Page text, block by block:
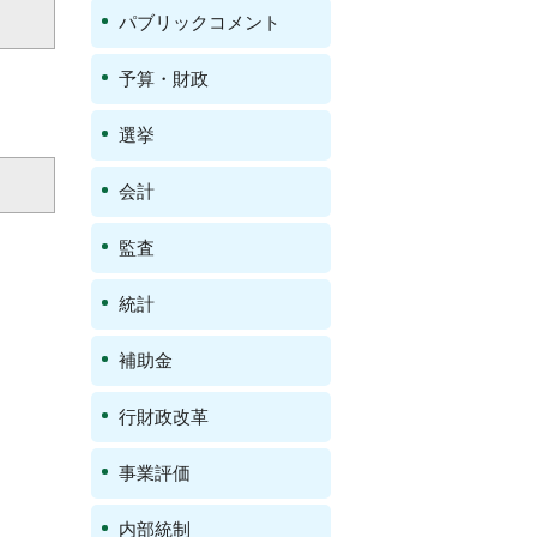
パブリックコメント
予算・財政
選挙
会計
監査
統計
補助金
行財政改革
事業評価
内部統制